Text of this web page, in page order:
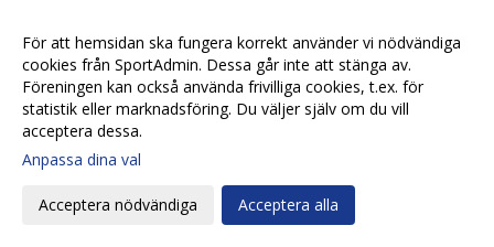
Falkenbergs FF - Eskilsminne IF 2023-10-23 12:30
Ineffektivt Eskils föll igen 2023-10-21 21:30
Eskilscoachen varnar för Ahlafors motivation 2023-10-20 11:36
Lamin Sarr: ”Nyttigt för mig att spela i Eskils"
Eskilsminne IF - Ahlafors IF
Eskils bröt förlustsviten
För att hemsidan ska fungera korrekt använder vi nödvändiga
cookies från SportAdmin. Dessa går inte att stänga av.
Föreningen kan också använda frivilliga cookies, t.ex. för
statistik eller marknadsföring. Du väljer själv om du vill
acceptera dessa.
Anpassa dina val
Acceptera nödvändiga Acceptera alla